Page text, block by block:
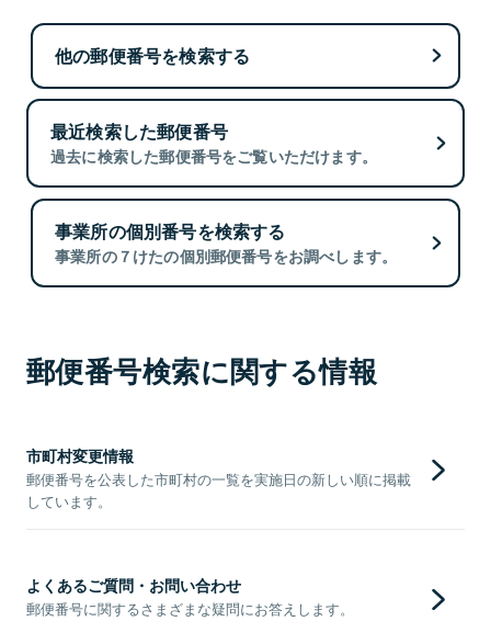
他の郵便番号を検索する
最近検索した郵便番号
過去に検索した郵便番号をご覧いただけます。
事業所の個別番号を検索する
事業所の７けたの個別郵便番号をお調べします。
郵便番号検索に関する情報
市町村変更情報
郵便番号を公表した市町村の一覧を実施日の新しい順に掲載
しています。
よくあるご質問・お問い合わせ
郵便番号に関するさまざまな疑問にお答えします。